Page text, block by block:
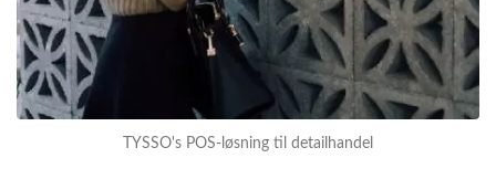
TYSSO's POS-løsning til detailhandel